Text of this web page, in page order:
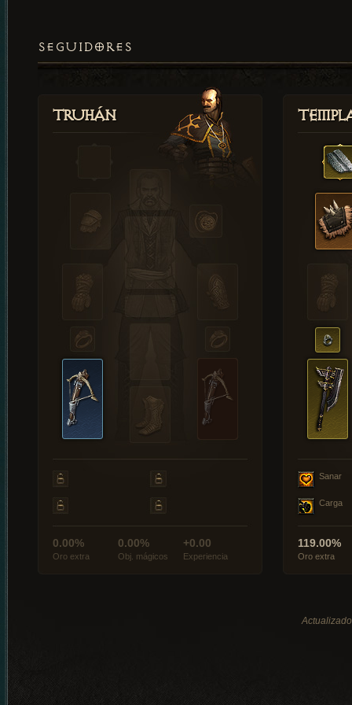
SEGUIDORES
Truhán
0.00%
Oro extra
0.00%
Obj. mágicos
+0.00
Experiencia
Sanar
Carga
119.00%
Oro extra